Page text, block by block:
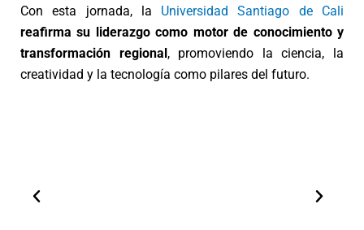
Con esta jornada, la Universidad Santiago de Cali
reafirma su liderazgo como motor de conocimiento y
transformación regional , promoviendo la ciencia, la
creatividad y la tecnología como pilares del futuro.